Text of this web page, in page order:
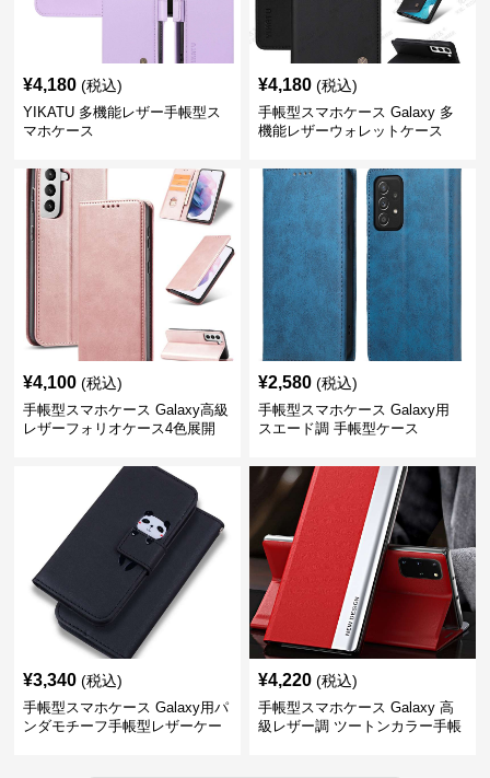
¥4,180 (税込)
YIKATU 多機能レザー手帳型ス
マホケース
¥4,180 (税込)
手帳型スマホケース Galaxy 多
機能レザーウォレットケース
¥4,100 (税込)
手帳型スマホケース Galaxy高級
レザーフォリオケース4色展開
¥2,580 (税込)
手帳型スマホケース Galaxy用
スエード調 手帳型ケース
¥3,340 (税込)
手帳型スマホケース Galaxy用パ
ンダモチーフ手帳型レザーケー
¥4,220 (税込)
手帳型スマホケース Galaxy 高
級レザー調 ツートンカラー手帳